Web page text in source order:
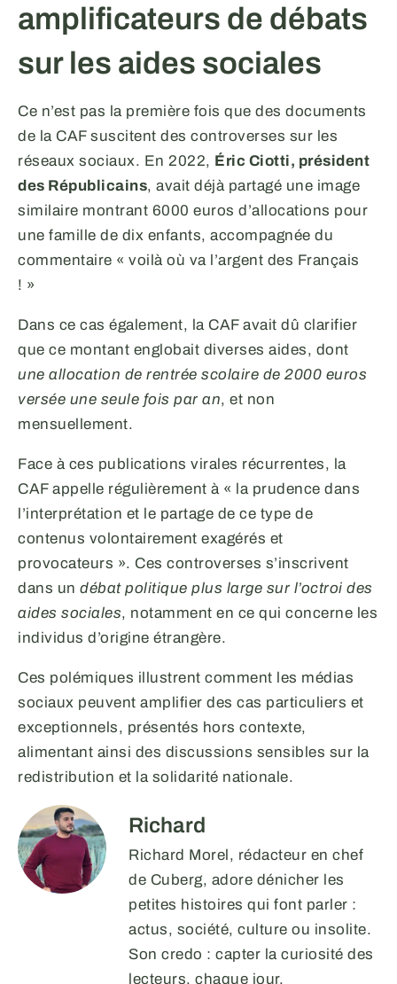
amplificateurs de débats
sur les aides sociales
Ce n’est pas la première fois que des documents
de la CAF suscitent des controverses sur les
réseaux sociaux. En 2022, Éric Ciotti, président
des Républicains, avait déjà partagé une image
similaire montrant 6000 euros d’allocations pour
une famille de dix enfants, accompagnée du
commentaire « voilà où va l’argent des Français
! »
Dans ce cas également, la CAF avait dû clarifier
que ce montant englobait diverses aides, dont
une allocation de rentrée scolaire de 2000 euros
versée une seule fois par an, et non
mensuellement.
Face à ces publications virales récurrentes, la
CAF appelle régulièrement à « la prudence dans
l’interprétation et le partage de ce type de
contenus volontairement exagérés et
provocateurs ». Ces controverses s’inscrivent
dans un débat politique plus large sur l’octroi des
aides sociales, notamment en ce qui concerne les
individus d’origine étrangère.
Ces polémiques illustrent comment les médias
sociaux peuvent amplifier des cas particuliers et
exceptionnels, présentés hors contexte,
alimentant ainsi des discussions sensibles sur la
redistribution et la solidarité nationale.
Richard
Richard Morel, rédacteur en chef
de Cuberg, adore dénicher les
petites histoires qui font parler :
actus, société, culture ou insolite.
Son credo : capter la curiosité des
lecteurs, chaque jour.